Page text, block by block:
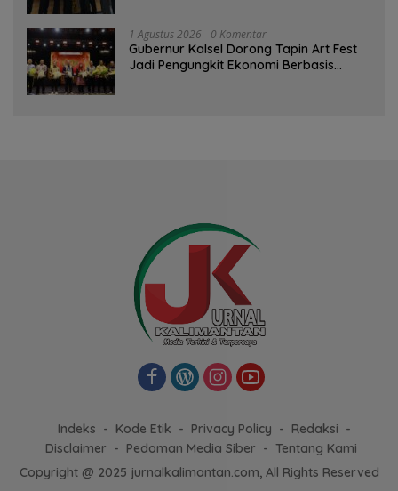
1 Agustus 2026 0 Komentar
Gubernur Kalsel Dorong Tapin Art Fest
Jadi Pengungkit Ekonomi Berbasis
Indeks Kode Etik Privacy Policy
Redaksi
Disclaimer
Pedoman Media Siber
Tentang Kami
Copyright @ 2025 jurnalkalimantan.com, All Rights Reserved